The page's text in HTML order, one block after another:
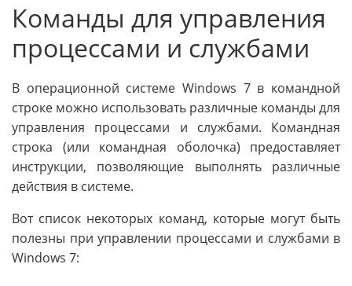
Команды для управления
процессами и службами
В операционной системе Windows 7 в командной
строке можно использовать различные команды для
управления процессами и службами. Командная
строка (или командная оболочка) предоставляет
инструкции, позволяющие выполнять различные
действия в системе.
Вот список некоторых команд, которые могут быть
полезны при управлении процессами и службами в
Windows 7: